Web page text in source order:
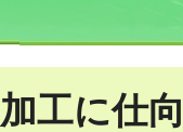
工に仕